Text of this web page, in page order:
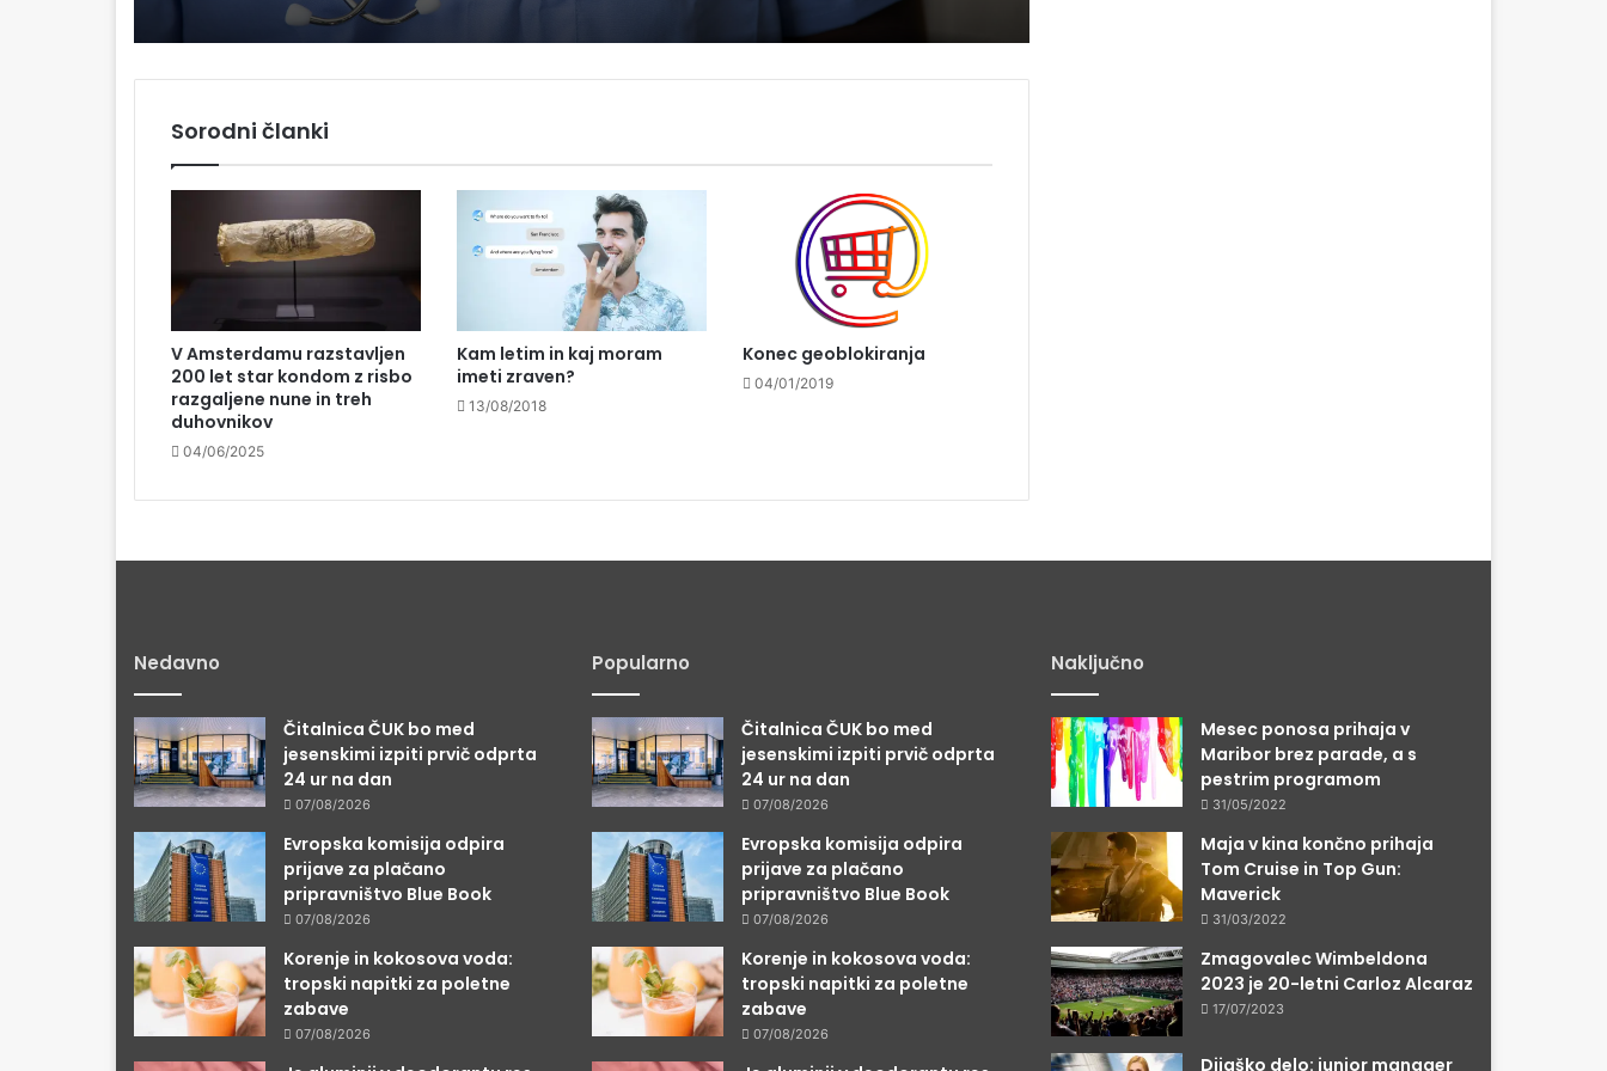
osebno zdravljenje raka
Oliver znova navdušuje
Na koncertu razdelili več kot
37.000 brezplačnih križarjenj
Kako lahko razbereš nekaj
obraznih mimik, ki jih kažejo drugi?
Študenti UM predstavili novi
Sorodni članki
V Amsterdamu razstavljen
200 let star kondom z risbo
razgaljene nune in treh
duhovnikov
04/06/2025
Kam letim in kaj moram
imeti zraven?
13/08/2018
Konec geoblokiranja
04/01/2019
Nedavno
Čitalnica ČUK bo med
jesenskimi izpiti prvič odprta
24 ur na dan
07/08/2026
Evropska komisija odpira
prijave za plačano
pripravništvo Blue Book
07/08/2026
Korenje in kokosova voda:
tropski napitki za poletne
zabave
07/08/2026
Popularno
Čitalnica ČUK bo med
jesenskimi izpiti prvič odprta
24 ur na dan
07/08/2026
Evropska komisija odpira
prijave za plačano
pripravništvo Blue Book
07/08/2026
Korenje in kokosova voda:
tropski napitki za poletne
zabave
07/08/2026
Naključno
Mesec ponosa prihaja v
Maribor brez parade, a s
pestrim programom
31/05/2022
Maja v kina končno prihaja
Tom Cruise in Top Gun:
Maverick
31/03/2022
Zmagovalec Wimbeldona
2023 je 20-letni Carloz Alcaraz
17/07/2023
Dijaško delo: junior manager